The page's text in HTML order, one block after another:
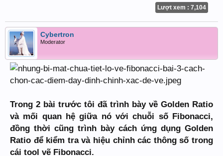
Lượt xem : 7,104
Cybertron
Moderator
Trong 2 bài trước tôi đã trình bày về Golden Ratio
và mối quan hệ giữa nó với chuỗi số Fibonacci,
đồng thời cũng trình bày cách ứng dụng Golden
Ratio để kiểm tra và hiệu chỉnh các thông số trong
cái tool vẽ Fibonacci.